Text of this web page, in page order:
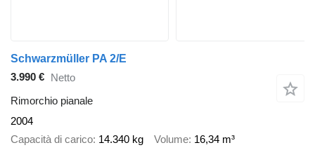
Schwarzmüller PA 2/E
3.990 € Netto
Rimorchio pianale
2004
Capacità di carico 14.340 kg Volume 16,34 m³